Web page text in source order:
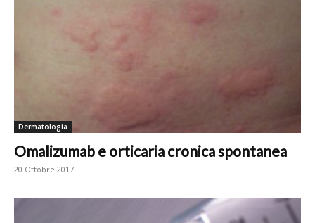
Dermatologia
Omalizumab e orticaria cronica spontanea
20 Ottobre 2017